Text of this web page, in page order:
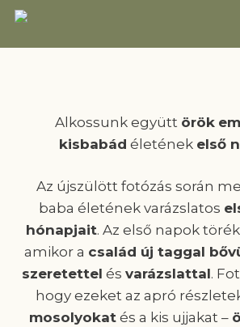
Skip
Alkossunk együtt örök
kisbabád életének első
Az újszülött fotózás során
baba életének varázslatos
hónapjait. Az első napok
amikor a család új taggal
szeretettel és varázslattal.
hogy ezeket az apró
mosolyokat és a kis ujjakat –